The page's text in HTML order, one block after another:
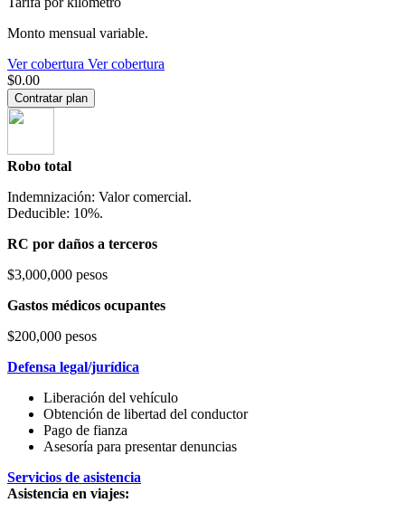
Monto mensual variable.
Ver cobertura Ver cobertura
$0.00
Contratar plan
Robo total
Indemnización: Valor comercial.
Deducible: 10%.
RC por daños a terceros
$3,000,000 pesos
Gastos médicos ocupantes
$200,000 pesos
Defensa legal/jurídica
Liberación del vehículo
Obtención de libertad del conductor
Pago de fianza
Asesoría para presentar denuncias
Servicios de asistencia
Asistencia en viajes: